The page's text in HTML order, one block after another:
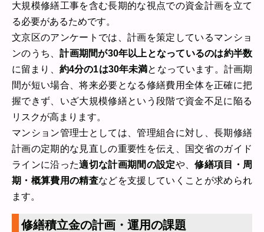
大規模修繕工事を含む長期的な視点での資金計画を立て
る必要があるためです。
文京区のアンケートでは、計画を策定しているマンショ
ンのうち、計画期間が30年以上となっているのは約半数
に留まり、 約4分の1は30年未満となっています。計画期
間が短い場合、将来必要となる修繕費用全体を正確に把
握できず、いざ大規模修繕という段階で資金不足に陥る
リスクが高まります。
マンション管理士としては、管理組合に対し、長期修繕
計画の定期的な見直しの重要性を伝え、国交省のガイド
ラインに沿った適切な計画期間の設定や、修繕項目・周
期・概算費用の精査などを支援していくことが求められ
ます。
修繕積立金の計画・運用の課題